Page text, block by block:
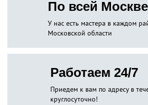
По всей Москве
У нас есть мастера в каждом
Московской области
Работаем 24/7
Приедем к вам по адресу в
круглосуточно!